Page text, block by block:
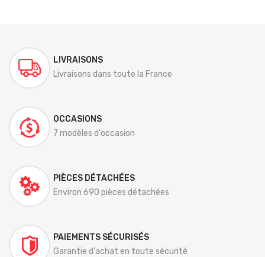
LIVRAISONS
Livraisons dans toute la France
OCCASIONS
7 modèles d'occasion
PIÈCES DÉTACHÉES
Environ 690 pièces détachées
PAIEMENTS SÉCURISÉS
Garantie d'achat en toute sécurité